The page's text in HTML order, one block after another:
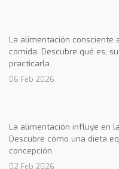
La alimentación consciente
comida. Descubre qué es,
practicarla.
06 Feb 2026
La alimentación influye en
Descubre cómo una dieta
concepción.
02 Feb 2026